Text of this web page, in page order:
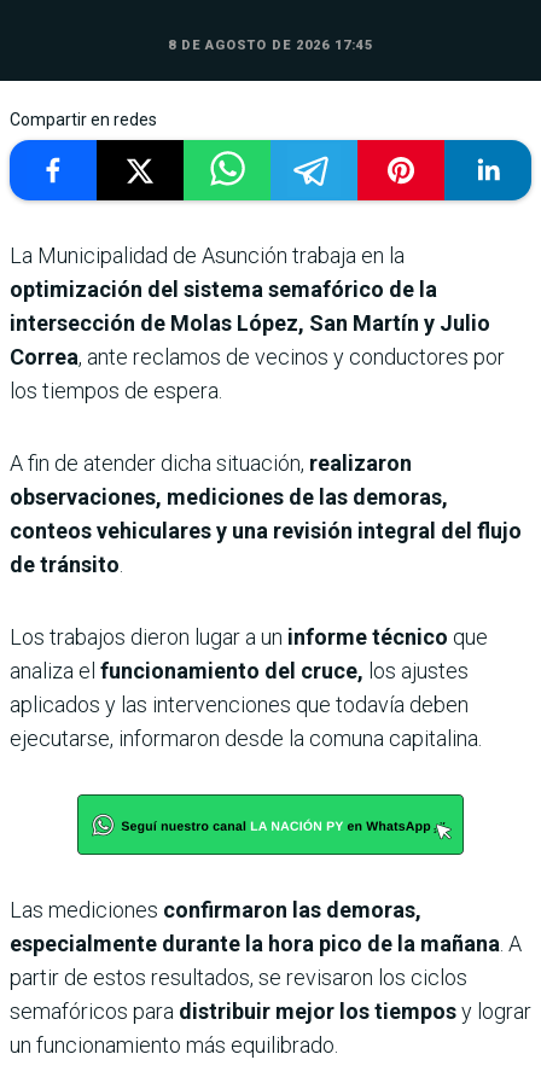
8 DE AGOSTO DE 2026 17:45
Compartir en redes
La Municipalidad de Asunción trabaja en la
optimización del sistema semafórico de la
intersección de Molas López, San Martín y Julio
Correa, ante reclamos de vecinos y conductores por
los tiempos de espera.
A fin de atender dicha situación, realizaron
observaciones, mediciones de las demoras,
conteos vehiculares y una revisión integral del flujo
de tránsito
Los trabajos dieron lugar a un informe técnico que
analiza el funcionamiento del cruce, los ajustes
aplicados y las intervenciones que todavía deben
ejecutarse, informaron desde la comuna capitalina.
Las mediciones confirmaron las demoras,
especialmente durante la hora pico de la mañana . A
partir de estos resultados, se revisaron los ciclos
semafóricos para distribuir mejor los tiemposy lograr
un funcionamiento más equilibrado.